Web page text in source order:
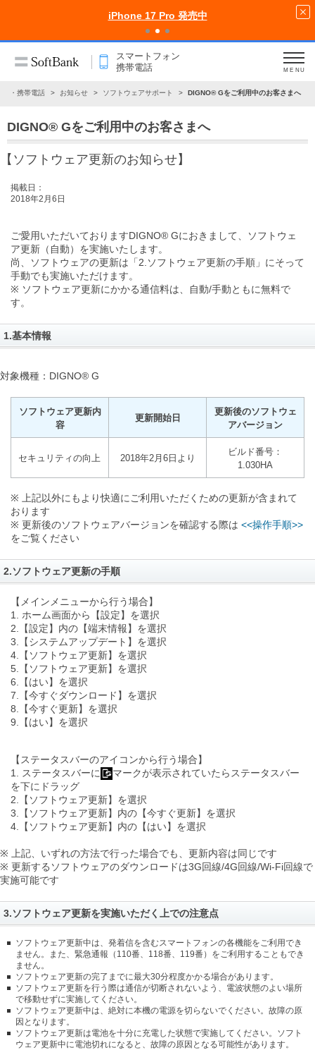
iPhone 17 Pro 発売中
スマートフォン
携帯電話
MENU
ン・携帯電話 お知らせ ソフトウェアサポート DIGNO® Gをご利用中のお客さまへ
DIGNO® Gをご利用中のお客さまへ
【ソフトウェア更新のお知らせ】
掲載日：
2018年2月6日
ご愛用いただいておりますDIGNO® Gにおきまして、ソフトウェ
ア更新（自動）を実施いたします。
尚、ソフトウェアの更新は 「2.ソフトウェア更新の手順」 にそって
手動でも実施いただけます。
※ ソフトウェア更新にかかる通信料は、自動/手動ともに無料で
す。
1.基本情報
対象機種：DIGNO® G
ソフトウェア更新内
容
更新開始日
更新後のソフトウェ
アバージョン
セキュリティの向上 2018年2月6日より
ビルド番号：
1.030HA
※ 上記以外にもより快適にご利用いただくための更新が含まれて
おります
※ 更新後のソフトウェアバージョンを確認する際は <<操作手順>>
をご覧ください
2.ソフトウェア更新の手順
【メインメニューから行う場合】
1. ホーム画面から【設定】を選択
2.【設定】内の【端末情報】を選択
3.【システムアップデート】を選択
4.【ソフトウェア更新】を選択
5.【ソフトウェア更新】を選択
6.【はい】を選択
7.【今すぐダウンロード】を選択
8.【今すぐ更新】を選択
9.【はい】を選択
【ステータスバーのアイコンから行う場合】
1. ステータスバーに
マークが表示されていたらステータスバー
を下にドラッグ
2.【ソフトウェア更新】を選択
3.【ソフトウェア更新】内の【今すぐ更新】を選択
4.【ソフトウェア更新】内の【はい】を選択
※ 上記、いずれの方法で行った場合でも、更新内容は同じです
※ 更新するソフトウェアのダウンロードは3G回線/4G回線/Wi-Fi回線で
実施可能です
3.ソフトウェア更新を実施いただく上での注意点
ソフトウェア更新中は、発着信を含むスマートフォンの各機能をご利用でき
ません。また、緊急通報（110番、118番、119番）をご利用することもでき
ません。
ソフトウェア更新の完了までに最大30分程度かかる場合があります。
ソフトウェア更新を行う際は通信が切断されないよう、電波状態のよい場所
で移動せずに実施してください。
ソフトウェア更新中は、絶対に本機の電源を切らないでください。故障の原
因となります。
ソフトウェア更新は電池を十分に充電した状態で実施してください。ソフト
ウェア更新中に電池切れになると、故障の原因となる可能性があります。